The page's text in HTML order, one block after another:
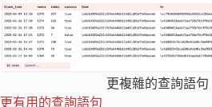
更複雜的查詢語句
更有用的查詢語句